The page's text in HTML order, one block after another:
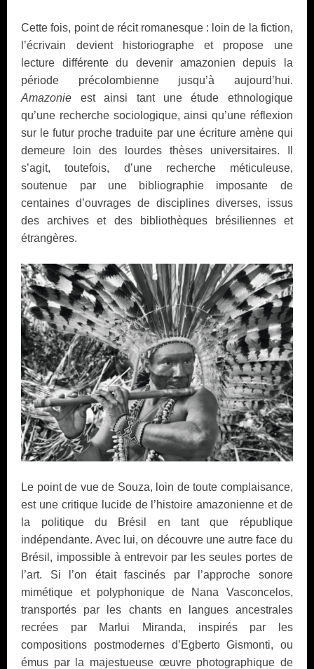
Cette fois, point de récit romanesque : loin de la fiction,
l’écrivain devient historiographe et propose une
lecture différente du devenir amazonien depuis la
période précolombienne jusqu’à aujourd’hui.
Amazonie est ainsi tant une étude ethnologique
qu’une recherche sociologique, ainsi qu’une réflexion
sur le futur proche traduite par une écriture amène qui
demeure loin des lourdes thèses universitaires.
s’agit, toutefois, d’une recherche méticuleuse,
soutenue par une bibliographie imposante de
centaines d’ouvrages de disciplines diverses, issus
des archives et des bibliothèques brésiliennes et
étrangères.
Le point de vue de Souza, loin de toute complaisance,
est une critique lucide de l’histoire amazonienne et de
la politique du Brésil en tant que république
indépendante. Avec lui, on découvre une autre face du
Brésil, impossible à entrevoir par les seules portes de
l’art. Si l’on était fascinés par l’approche sonore
mimétique et polyphonique de Nana Vasconcelos,
transportés par les chants en langues ancestrales
recrées par Marlui Miranda, inspirés par les
compositions postmodernes d’Egberto Gismonti, ou
émus par la majestueuse œuvre photographique de